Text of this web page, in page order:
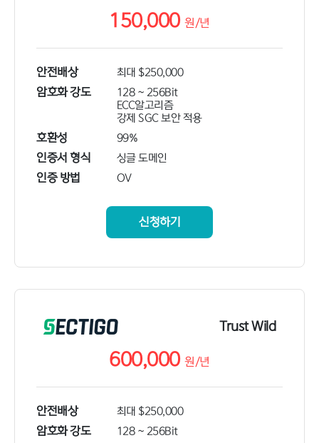
150,000원/년
안전배상 최대 $250,000
암호화 강도
128 ~ 256Bit
ECC알고리즘
강제 SGC 보안 적용
호환성 99%
인증서 형식 싱글 도메인
인증 방법 OV
신청하기
Trust Wild
600,000원/년
안전배상 최대 $250,000
암호화 강도 128 ~ 256Bit